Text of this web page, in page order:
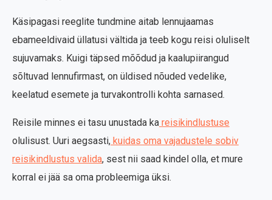
Käsipagasi reeglite tundmine aitab lennujaamas
ebameeldivaid üllatusi vältida ja teeb kogu reisi oluliselt
sujuvamaks. Kuigi täpsed mõõdud ja kaalupiirangud
sõltuvad lennufirmast, on üldised nõuded vedelike,
keelatud esemete ja turvakontrolli kohta sarnased.
Reisile minnes ei tasu unustada ka reisikindlustuse
olulisust. Uuri aegsasti, kuidas oma vajadustele sobiv
reisikindlustus valida, sest nii saad kindel olla, et mure
korral ei jää sa oma probleemiga üksi.